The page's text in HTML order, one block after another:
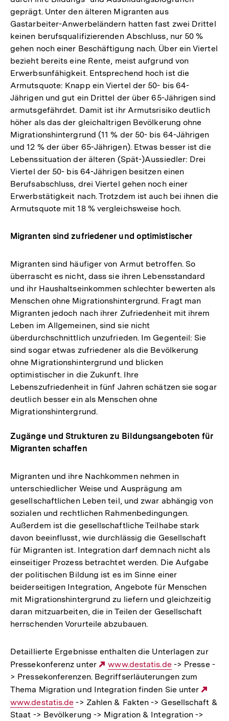
geprägt. Unter den älteren Migranten aus
Gastarbeiter-Anwerbeländern hatten fast zwei Drittel
keinen berufsqualifizierenden Abschluss, nur 50 %
gehen noch einer Beschäftigung nach. Über ein Viertel
bezieht bereits eine Rente, meist aufgrund von
Erwerbsunfähigkeit. Entsprechend hoch ist die
Armutsquote: Knapp ein Viertel der 50- bis 64-
Jährigen und gut ein Drittel der über 65-Jährigen sind
armutsgefährdet. Damit ist ihr Armutsrisiko deutlich
höher als das der gleichaltrigen Bevölkerung ohne
Migrationshintergrund (11 % der 50- bis 64-Jährigen
und 12 % der über 65-Jährigen). Etwas besser ist die
Lebenssituation der älteren (Spät-)Aussiedler: Drei
Viertel der 50- bis 64-Jährigen besitzen einen
Berufsabschluss, drei Viertel gehen noch einer
Erwerbstätigkeit nach. Trotzdem ist auch bei ihnen die
Armutsquote mit 18 % vergleichsweise hoch.
Migranten sind zufriedener und optimistischer
Migranten sind häufiger von Armut betroffen. So
überrascht es nicht, dass sie ihren Lebensstandard
und ihr Haushaltseinkommen schlechter bewerten als
Menschen ohne Migrationshintergrund. Fragt man
Migranten jedoch nach ihrer Zufriedenheit mit ihrem
Leben im Allgemeinen, sind sie nicht
überdurchschnittlich unzufrieden. Im Gegenteil: Sie
sind sogar etwas zufriedener als die Bevölkerung
ohne Migrationshintergrund und blicken
optimistischer in die Zukunft. Ihre
Lebenszufriedenheit in fünf Jahren schätzen sie sogar
deutlich besser ein als Menschen ohne
Migrationshintergrund.
Zugänge und Strukturen zu Bildungsangeboten für
Migranten schaffen
Migranten und ihre Nachkommen nehmen in
unterschiedlicher Weise und Ausprägung am
gesellschaftlichen Leben teil, und zwar abhängig von
sozialen und rechtlichen Rahmenbedingungen.
Außerdem ist die gesellschaftliche Teilhabe stark
davon beeinflusst, wie durchlässig die Gesellschaft
für Migranten ist. Integration darf demnach nicht als
einseitiger Prozess betrachtet werden. Die Aufgabe
der politischen Bildung ist es im Sinne einer
beiderseitigen Integration, Angebote für Menschen
mit Migrationshintergrund zu liefern und gleichzeitig
daran mitzuarbeiten, die in Teilen der Gesellschaft
herrschenden Vorurteile abzubauen.
Detaillierte Ergebnisse enthalten die Unterlagen zur
Pressekonferenz unter
Externer
Link:
www.destatis.de -> Presse -
> Pressekonferenzen. Begriffserläuterungen zum
Thema Migration und Integration finden Sie unter
Link:
www.destatis.de -> Zahlen & Fakten -> Gesellschaft &
Staat -> Bevölkerung -> Migration & Integration ->